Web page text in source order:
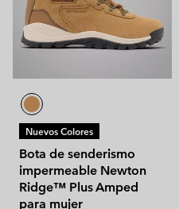
Nuevos Colores
Bota de senderismo
impermeable Newton
Ridge™ Plus Amped
para mujer